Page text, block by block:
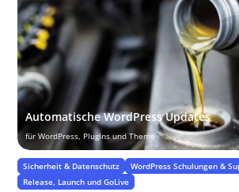
Automatische WordPress Updates
für WordPress, PlugIns und Theme
Sicherheit & Datenschutz
WordPress Schulungen &
Release, Launch und GoLive